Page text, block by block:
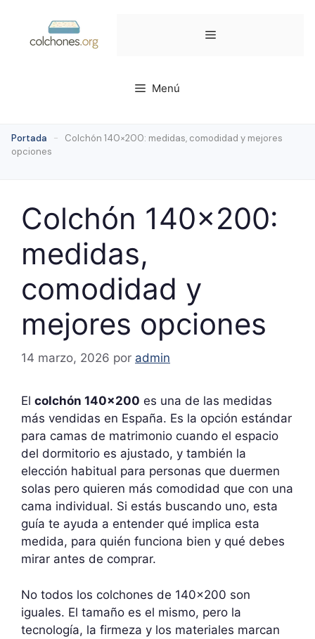
contenido
Menú
Menú
Portada -
Colchón 140×200: medidas, comodidad y mejores
opciones
Colchón 140×200:
medidas,
comodidad y
mejores opciones
14 marzo, 2026 por admin
El colchón 140×200 es una de las medidas
más vendidas en España. Es la opción estándar
para camas de matrimonio cuando el espacio
del dormitorio es ajustado, y también la
elección habitual para personas que duermen
solas pero quieren más comodidad que con una
cama individual. Si estás buscando uno, esta
guía te ayuda a entender qué implica esta
medida, para quién funciona bien y qué debes
mirar antes de comprar.
No todos los colchones de 140×200 son
iguales. El tamaño es el mismo, pero la
tecnología, la firmeza y los materiales marcan